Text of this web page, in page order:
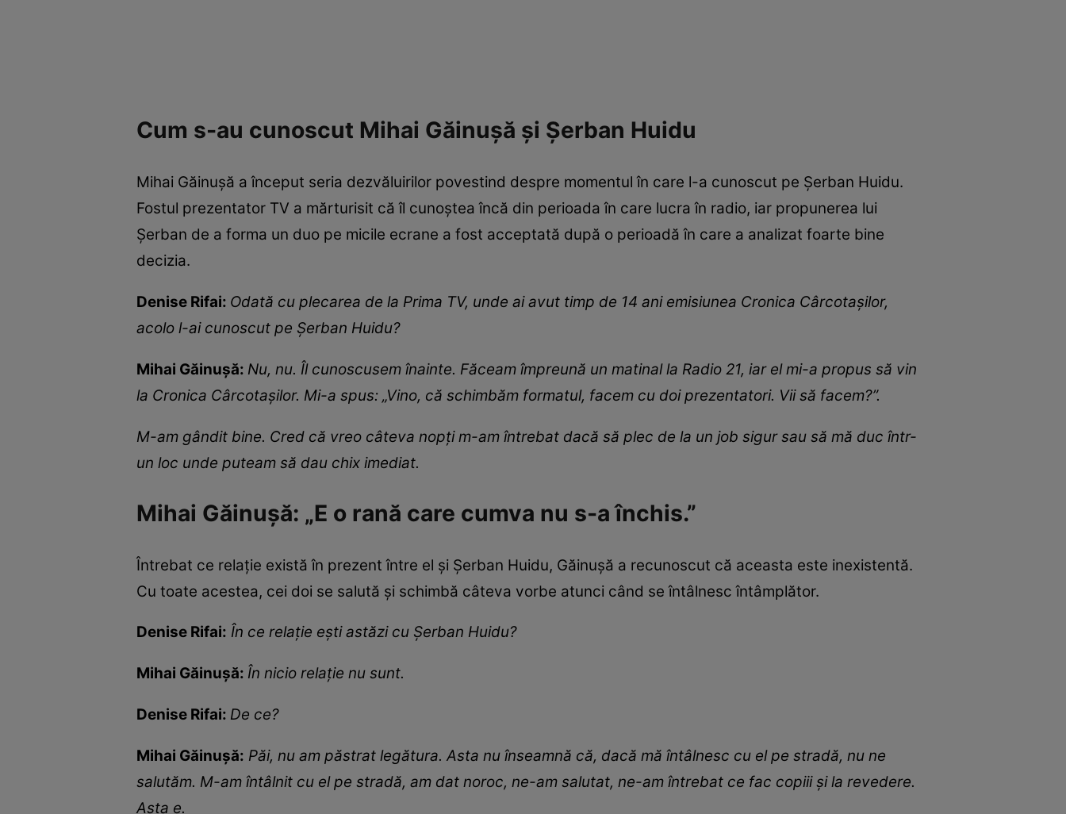
Cum s-au cunoscut Mihai Găinușă și Șerban Huidu
Mihai Găinușă a început seria dezvăluirilor povestind despre momentul în care l-a cunoscut pe Șerban Huidu.
Fostul prezentator TV a mărturisit că îl cunoștea încă din perioada în care lucra în radio, iar propunerea lui
Șerban de a forma un duo pe micile ecrane a fost acceptată după o perioadă în care a analizat foarte bine
decizia.
Denise Rifai: Odată cu plecarea de la Prima TV, unde ai avut timp de 14 ani emisiunea Cronica Cârcotașilor,
acolo l-ai cunoscut pe Șerban Huidu?
Mihai Găinușă: Nu, nu. Îl cunoscusem înainte. Făceam împreună un matinal la Radio 21, iar el mi-a propus să vin
la Cronica Cârcotașilor. Mi-a spus: „Vino, că schimbăm formatul, facem cu doi prezentatori. Vii să facem?”.
M-am gândit bine. Cred că vreo câteva nopți m-am întrebat dacă să plec de la un job sigur sau să mă duc într-
un loc unde puteam să dau chix imediat.
Mihai Găinușă: „E o rană care cumva nu s-a închis.”
Întrebat ce relație există în prezent între el și Șerban Huidu, Găinușă a recunoscut că aceasta este inexistentă.
Cu toate acestea, cei doi se salută și schimbă câteva vorbe atunci când se întâlnesc întâmplător.
Denise Rifai: În ce relație ești astăzi cu Șerban Huidu?
Mihai Găinușă: În nicio relație nu sunt.
Denise Rifai: De ce?
Mihai Găinușă: Păi, nu am păstrat legătura. Asta nu înseamnă că, dacă mă întâlnesc cu el pe stradă, nu ne
salutăm. M-am întâlnit cu el pe stradă, am dat noroc, ne-am salutat, ne-am întrebat ce fac copiii și la revedere.
Asta e.